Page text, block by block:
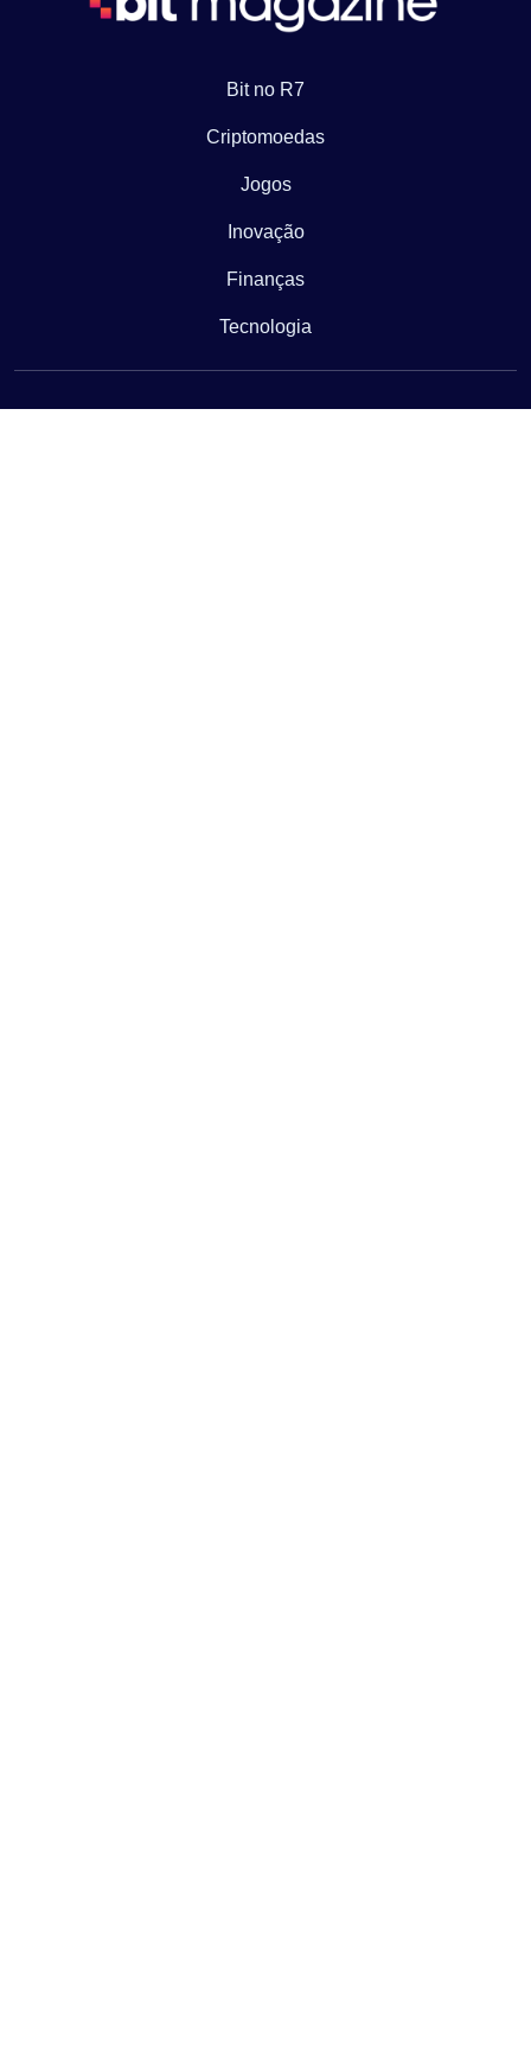
Bit no R7
Criptomoedas
Jogos
Inovação
Finanças
Tecnologia